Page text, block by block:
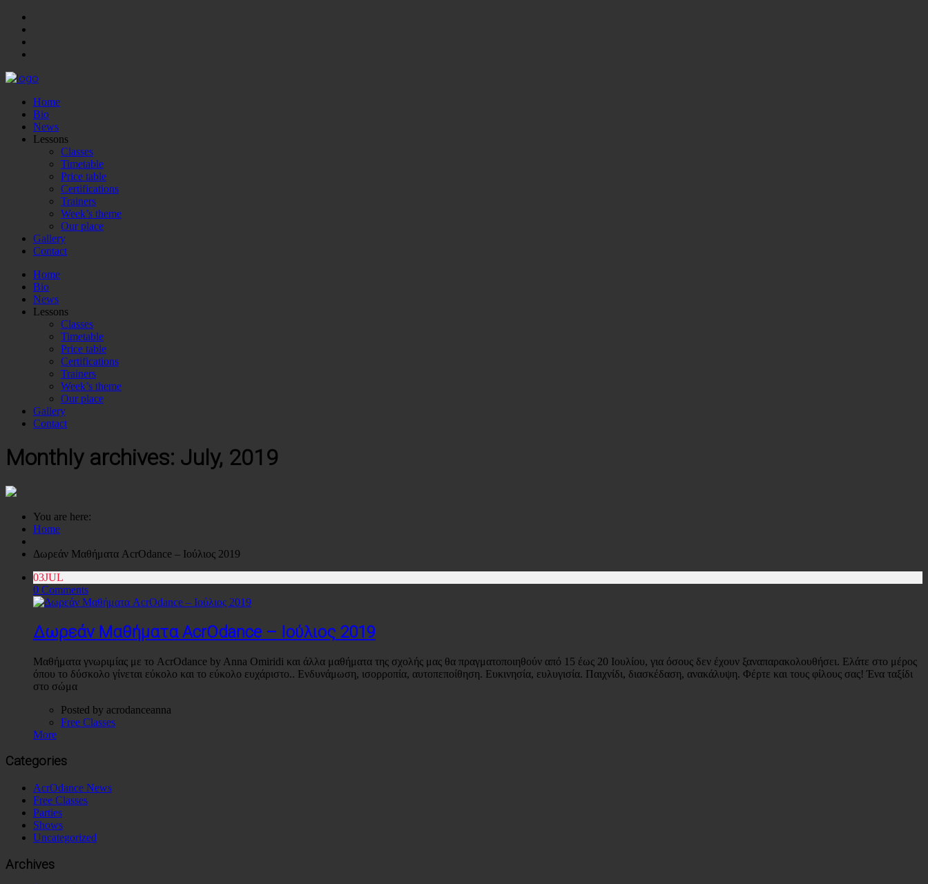
Home
Bio
News
Lessons
Classes
Timetable
Price table
Certifications
Trainers
Week’s theme
Our place
Gallery
Contact
Home
Bio
News
Lessons
Classes
Timetable
Price table
Certifications
Trainers
Week’s theme
Our place
Gallery
Contact
Monthly archives: July, 2019
You are here:
Home
Δωρεάν Μαθήματα AcrOdance – Ιούλιος 2019
03JUL
0 Comments
Δωρεάν Μαθήματα AcrOdance – Ιούλιος 2019
Μαθήματα γνωριμίας με το AcrOdance by Anna Omiridi και άλλα μαθήματα της σχολής μας θα πραγματοποιηθούν από 15 έως 20 Ιουλίου, για όσους δεν έχουν ξαναπαρακολουθήσει. Ελάτε στο μέρος
όπου το δύσκολο γίνεται εύκολο και το εύκολο ευχάριστο.. Ενδυνάμωση, ισορροπία, αυτοπεποίθηση. Ευκινησία, ευλυγισία. Παιχνίδι, διασκέδαση, ανακάλυψη. Φέρτε και τους φίλους σας! Ένα ταξίδι
στο σώμα
Posted by acrodanceanna
Free Classes
More
Categories
AcrOdance News
Free Classes
Parties
Shows
Uncategorized
Archives